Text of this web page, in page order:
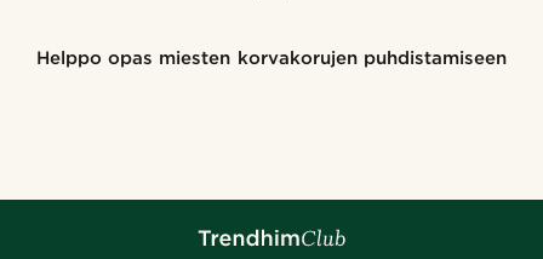
Helppo opas miesten korvakorujen puhdistamiseen